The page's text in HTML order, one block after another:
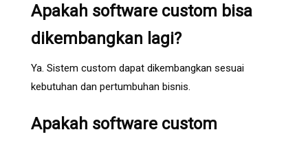
Apakah software custom bisa
dikembangkan lagi?
Ya. Sistem custom dapat dikembangkan sesuai
kebutuhan dan pertumbuhan bisnis.
Apakah software custom